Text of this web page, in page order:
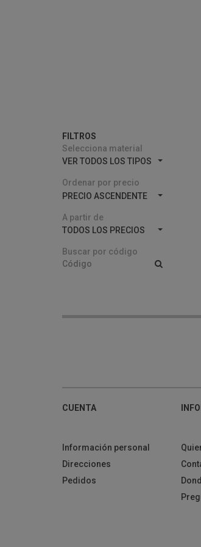
FILTROS
Selecciona material
VER TODOS LOS TIPOS
Ordenar por precio
PRECIO ASCENDENTE
A partir de
TODOS LOS PRECIOS
Buscar por código
CUENTA
Información personal
Direcciones
Pedidos